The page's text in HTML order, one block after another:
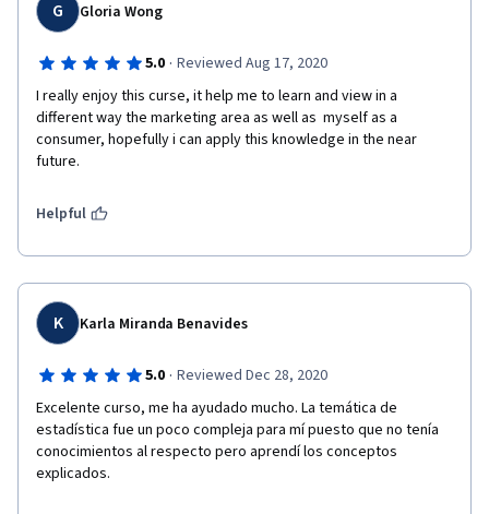
G Gloria Wong
5.0 · Reviewed Aug 17, 2020
I really enjoy this curse, it help me to learn and view in a
different way the marketing area as well as  myself as a
consumer, hopefully i can apply this knowledge in the near
future.
Helpful
K Karla Miranda Benavides
5.0 · Reviewed Dec 28, 2020
Excelente curso, me ha ayudado mucho. La temática de
estadística fue un poco compleja para mí puesto que no tenía
conocimientos al respecto pero aprendí los conceptos
explicados.